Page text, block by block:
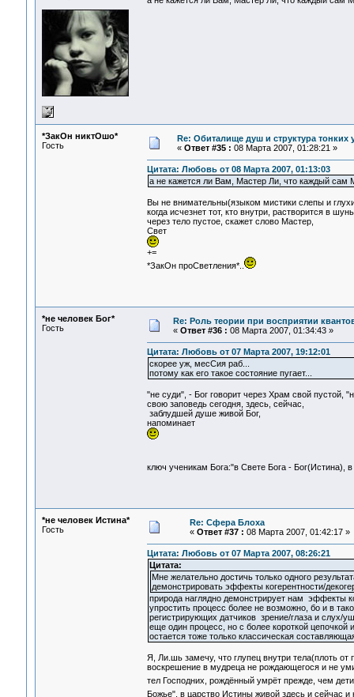
*ЗакОн никтОшо*
Гость
Re: Обиталище душ и структура тонких
« Ответ #35 : 08 Марта 2007, 01:28:21 »
Цитата: Любовь от 08 Марта 2007, 01:13:03
а не кажется ли Вам, Мастер Ли, что каждый сам
Вы не внимательны(языком мистики слепы и
когда исчезнет тот, кто внутри, растворится в
через тело пустое, скажет слово Мастер,
Свет
+=
*ЗакОн проСветления*..
*не человек Бог*
Гость
Re: Роль теории при восприятии
« Ответ #36 : 08 Марта 2007, 01:34:43 »
Цитата: Любовь от 07 Марта 2007, 19:12:01
скорее уж, месСия раб...
потому как его такое состояние пугает...
"не суди", - Бог говорит через Храм свой пустой,
свою заповедь сегодня, здесь, сейчас,
заблудшей душе живой Бог,
напоминает
ключ ученикам Бога:"в Свете Бога - Бог(Истина),
*не человек Истина*
Гость
Re: Сфера Блоха
« Ответ #37 : 08 Марта 2007, 01:42:17 »
Цитата: Любовь от 07 Марта 2007, 08:26:21
Цитата:
Мне желательно достичь только одного
демонстрировать эффекты когерентности/
природа наглядно демонстрирует нам эффекты
упростить процесс более не возможно, бо и в
регистрирующих датчиков зрение/глаза и слух/
еще один процесс, но с более короткой цепочкой
остается тоже только классическая
Я, Ли.шь замечу, что глупец внутри тела(плоть от
воскрешение в мудреца не рождающегося и не
тел Господних, рождённый умрёт прежде, чем
Божье", в царство Истины живой здесь и сейчас и